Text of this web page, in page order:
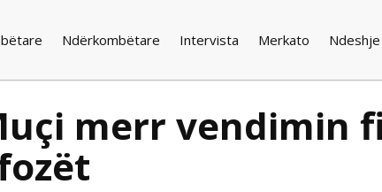
Ndërkombëtare Intervista Merkato Ndeshje
merr vendimin